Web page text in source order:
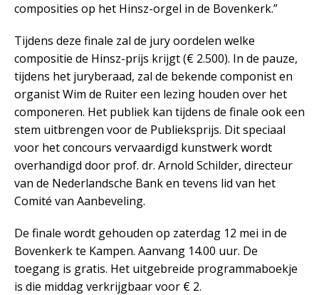
composities op het Hinsz-orgel in de Bovenkerk.”
Tijdens deze finale zal de jury oordelen welke
compositie de Hinsz-prijs krijgt (€ 2.500). In de pauze,
tijdens het juryberaad, zal de bekende componist en
organist Wim de Ruiter een lezing houden over het
componeren. Het publiek kan tijdens de finale ook een
stem uitbrengen voor de Publieksprijs. Dit speciaal
voor het concours vervaardigd kunstwerk wordt
overhandigd door prof. dr. Arnold Schilder, directeur
van de Nederlandsche Bank en tevens lid van het
Comité van Aanbeveling.
De finale wordt gehouden op zaterdag 12 mei in de
Bovenkerk te Kampen. Aanvang 14.00 uur. De
toegang is gratis. Het uitgebreide programmaboekje
is die middag verkrijgbaar voor € 2.